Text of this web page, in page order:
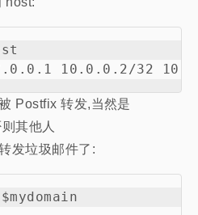
Postfix 转发,当然是
其他人
发垃圾邮件了: